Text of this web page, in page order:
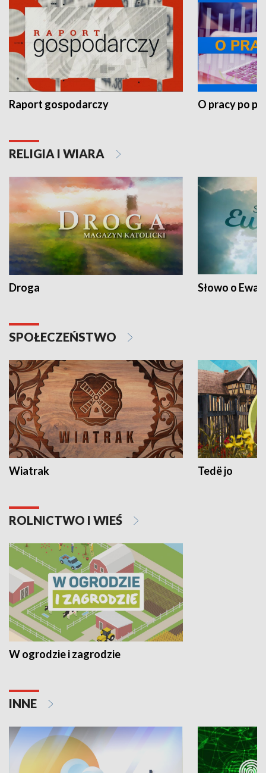
Raport gospodarczy O pracy po
RELIGIA I WIARA
Droga Słowo o
SPOŁECZEŃSTWO
Wiatrak Tedë jo
ROLNICTWO I WIEŚ
W ogrodzie i zagrodzie
INNE